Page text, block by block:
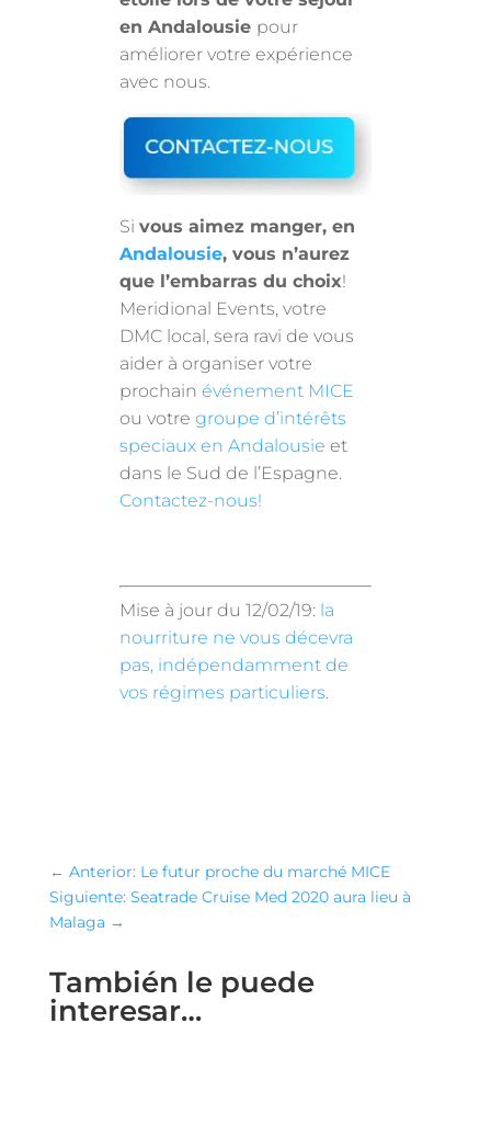
en Andalousie pour
améliorer votre expérience
avec nous.
Sivous aimez manger, en
Andalousie, vous n’aurez
que l’embarras du choix!
Meridional Events, votre
DMC local, sera ravi de vous
aider à organiser votre
prochainévénement MICE
ou votregroupe d’intérêts
speciaux en Andalousie et
dans le Sud de l’Espagne.
Contactez-nous!
Mise à jour du 12/02/19: la
nourriture ne vous décevra
pas, indépendamment de
vos régimes particuliers.
← Anterior: Le futur proche du marché MICE
Siguiente: Seatrade Cruise Med 2020 aura lieu à
Malaga →
También le puede
interesar…